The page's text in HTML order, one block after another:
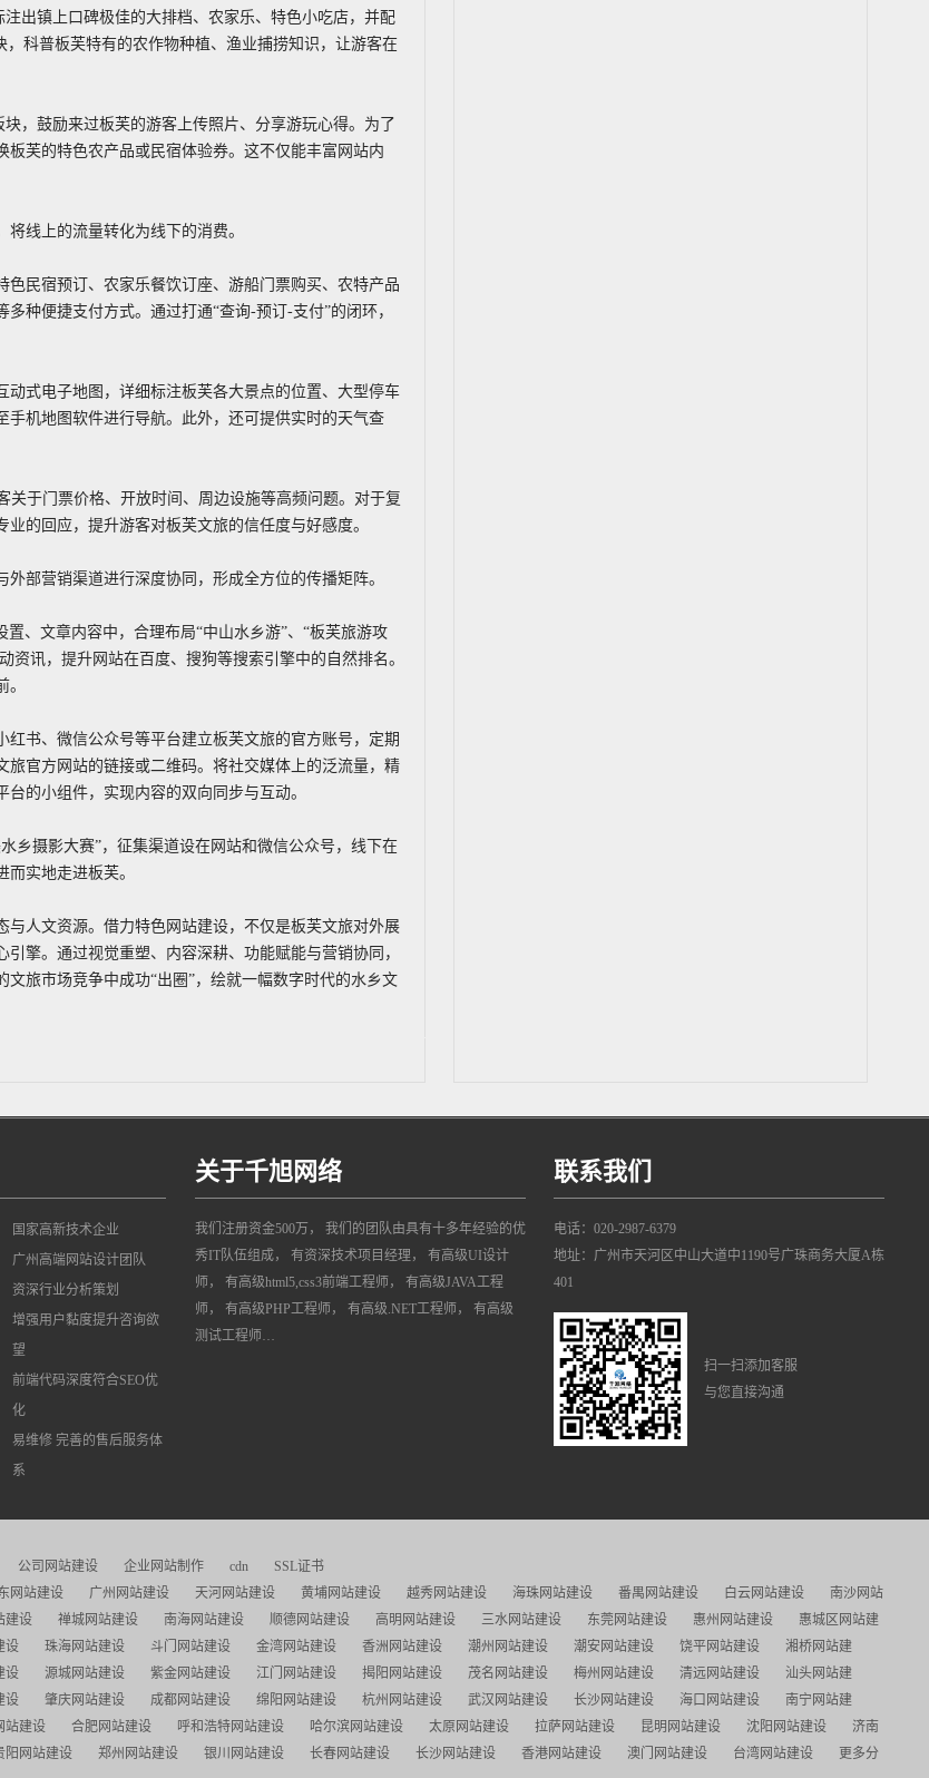
出镇上口碑极佳的大排档、农家乐、特色小吃店，并配
，科普板芙特有的农作物种植、渔业捕捞知识，让游客在
，鼓励来过板芙的游客上传照片、分享游玩心得。为了
芙的特色农产品或民宿体验券。这不仅能丰富网站内
线上的流量转化为线下的消费。
民宿预订、农家乐餐饮订座、游船门票购买、农特产品
种便捷支付方式。通过打通“查询-预订-支付”的闭环，
式电子地图，详细标注板芙各大景点的位置、大型停车
机地图软件进行导航。此外，还可提供实时的天气查
于门票价格、开放时间、周边设施等高频问题。对于复
的回应，提升游客对板芙文旅的信任度与好感度。
部营销渠道进行深度协同，形成全方位的传播矩阵。
、文章内容中，合理布局“中山水乡游”、“板芙旅游攻
资讯，提升网站在百度、搜狗等搜索引擎中的自然排名。
书、微信公众号等平台建立板芙文旅的官方账号，定期
官方网站的链接或二维码。将社交媒体上的泛流量，精
的小组件，实现内容的双向同步与互动。
乡摄影大赛”，征集渠道设在网站和微信公众号，线下在
实地走进板芙。
人文资源。借力特色网站建设，不仅是板芙文旅对外展
擎。通过视觉重塑、内容深耕、功能赋能与营销协同，
旅市场竞争中成功“出圈”，绘就一幅数字时代的水乡文
国家高新技术企业
广州高端网站设计团队
资深行业分析策划
增强用户黏度提升咨询欲
望
前端代码深度符合SEO优
化
易维修 完善的售后服务体
系
关于千旭网络
我们注册资金500万， 我们的团队由具有十多年经验的优
秀IT队伍组成， 有资深技术项目经理， 有高级UI设计
师， 有高级html5,css3前端工程师， 有高级JAVA工程
师， 有高级PHP工程师， 有高级.NET工程师， 有高级
测试工程师…
联系我们
电话：020-2987-6379
地址：广州市天河区中山大道中1190号广珠商务大厦A栋
401
扫一扫添加客服
与您直接沟通
公司网站建设 企业网站制作 cdn
SSL证书
网站建设 广州网站建设 天河网站建设 黄埔网站建设 越秀网站建设 海珠网站建设 番禺网站建设 白云网站建设
南沙网站
建设 禅城网站建设 南海网站建设 顺德网站建设 高明网站建设 三水网站建设 东莞网站建设 惠州网站建设
惠城区网站建
设 珠海网站建设 斗门网站建设 金湾网站建设 香洲网站建设 潮州网站建设 潮安网站建设 饶平网站建设
湘桥网站建
设 源城网站建设 紫金网站建设 江门网站建设 揭阳网站建设 茂名网站建设 梅州网站建设 清远网站建设
汕头网站建
设 肇庆网站建设 成都网站建设 绵阳网站建设 杭州网站建设 武汉网站建设 长沙网站建设 海口网站建设
南宁网站建
站建设 合肥网站建设 呼和浩特网站建设 哈尔滨网站建设 太原网站建设 拉萨网站建设 昆明网站建设 沈阳网站建设
济南
阳网站建设 郑州网站建设 银川网站建设 长春网站建设 长沙网站建设 香港网站建设 澳门网站建设 台湾网站建设
更多分